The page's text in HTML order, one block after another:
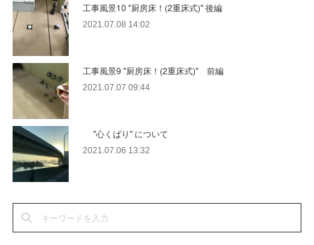
工事風景10 "厨房床！(2重床式)" 後編
2021.07.08 14:02
工事風景9 "厨房床！(2重床式)" 前編
2021.07.07 09:44
"心くばり" について
2021.07.06 13:32